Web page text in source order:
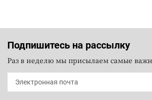
Подпишитесь на рассылку
Раз в неделю мы присылаем самые